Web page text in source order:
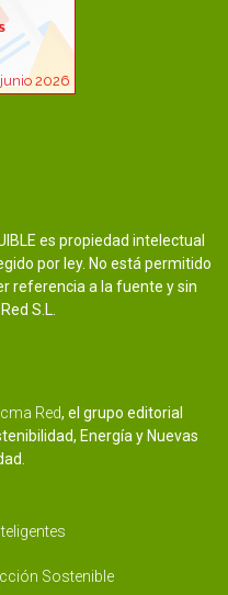
es propiedad intelectual
por ley. No está permitido
referencia a la fuente y sin
S.L.
Red, el grupo editorial
Energía y Nuevas
Sostenible